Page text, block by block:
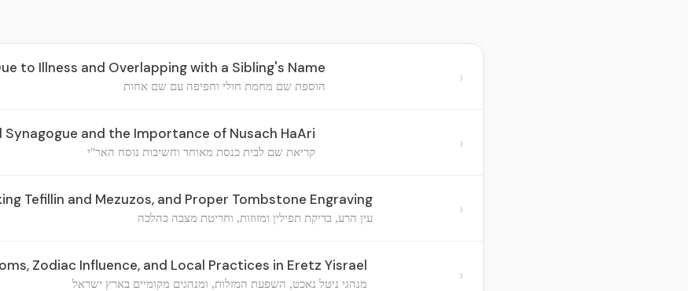
to Illness and Overlapping with a Sibling's Name
הוספת שם מחמת חולי וחפיפה עם שם אחות ›
Synagogue and the Importance of Nusach HaAri
קריאת שם לבית כנסת מאוחד וחשיבות נוסח האר"י ›
Tefillin and Mezuzos, and Proper Tombstone Engraving
עין הרע, בדיקת תפילין ומזוזות, וחריטת מצבה כהלכה ›
Zodiac Influence, and Local Practices in Eretz Yisrael
מנהגי ניטל נאכט, השפעת המזלות, ומנהגים מקומיים בארץ ישראל ›